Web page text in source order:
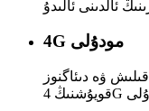
4G مودۇلى
ۋە دىئاگنوز